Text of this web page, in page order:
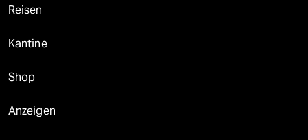
Reisen
Kantine
Shop
Anzeigen